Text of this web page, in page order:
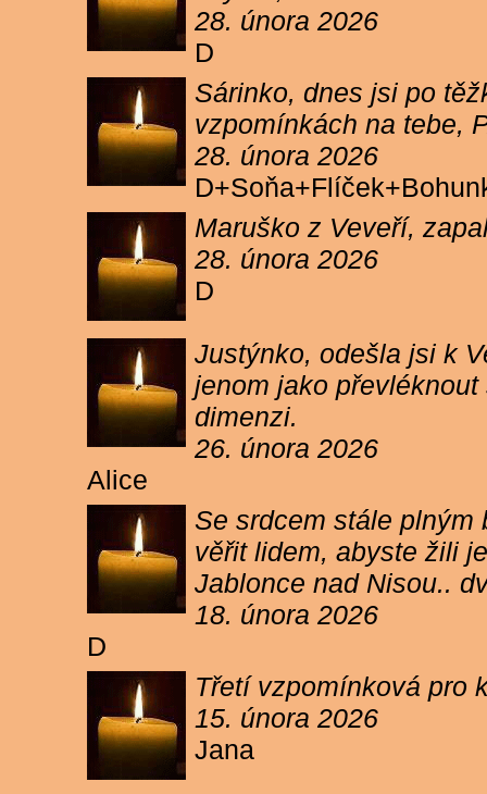
28. února 2026
D
Sárinko, dnes jsi po
vzpomínkách na tebe,
28. února 2026
Maruško z Veveří,
28. února 2026
D
Justýnko, odešla jsi k
jenom jako
dimenzi.
26. února 2026
Alice
Se srdcem stále
věřit lidem, abyste žili
Jablonce nad Nisou..
18. února 2026
D
Třetí vzpomínková pro
15. února 2026
Jana